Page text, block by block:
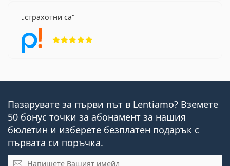
страхотни са
Пазарувате за първи път в Lentiamo? Вземете
50 бонус точки за абонамент за нашия
бюлетин и изберете безплатен подарък с
първата си поръчка.
Имейл